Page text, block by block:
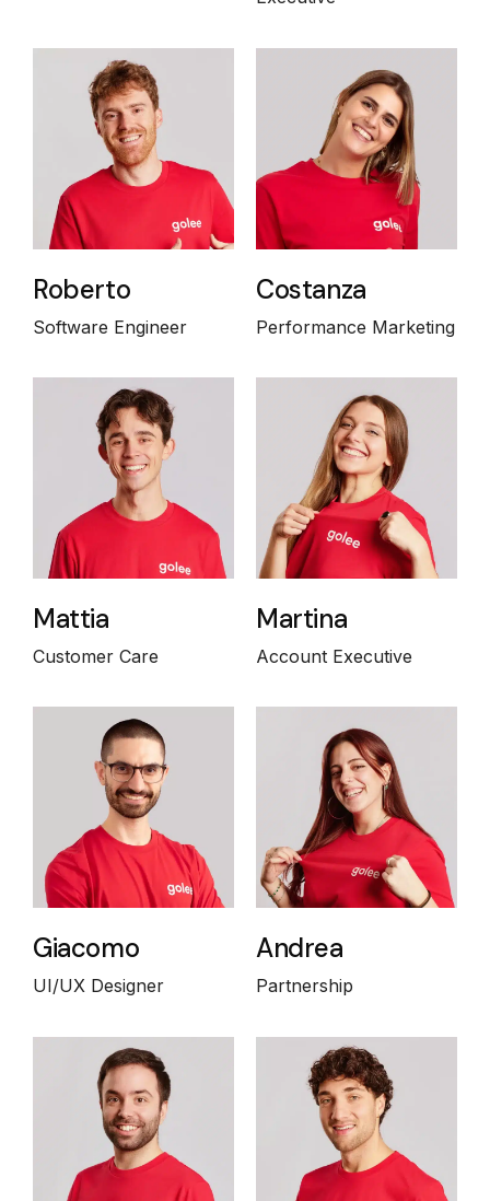
Roberto
Software Engineer
Costanza
Performance Marketing
Mattia
Customer Care
Martina
Account Executive
Giacomo
UI/UX Designer
Andrea
Partnership